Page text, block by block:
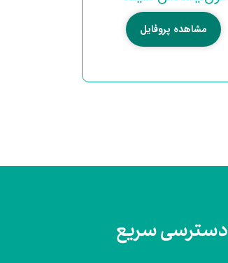
مشاهده پروفایل
دسترسی سریع